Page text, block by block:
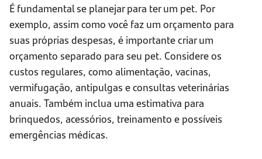
É fundamental se planejar para ter um pet. Por
exemplo, assim como você faz um orçamento para
suas próprias despesas, é importante criar um
orçamento separado para seu pet. Considere os
custos regulares, como alimentação, vacinas,
vermifugação, antipulgas e consultas veterinárias
anuais. Também inclua uma estimativa para
brinquedos, acessórios, treinamento e possíveis
emergências médicas.